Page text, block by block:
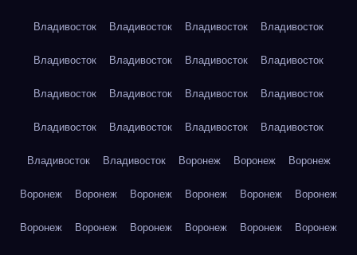
Владивосток Владивосток Владивосток Владивосток
Владивосток Владивосток Владивосток Владивосток
Владивосток Владивосток Владивосток Владивосток
Владивосток Владивосток Владивосток Владивосток
Владивосток Владивосток Воронеж Воронеж Воронеж
Воронеж Воронеж Воронеж Воронеж Воронеж Воронеж
Воронеж Воронеж Воронеж Воронеж Воронеж Воронеж